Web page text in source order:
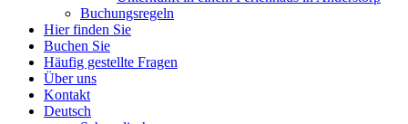
Buchungsregeln
Hier finden Sie
Buchen Sie
Häufig gestellte Fragen
Über uns
Kontakt
Deutsch